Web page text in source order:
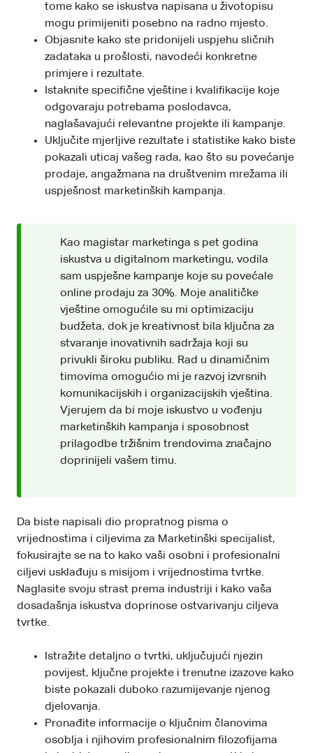
tome kako se iskustva napisana u životopisu
mogu primijeniti posebno na radno mjesto.
Objasnite kako ste pridonijeli uspjehu sličnih
zadataka u prošlosti, navodeći konkretne
primjere i rezultate.
Istaknite specifične vještine i kvalifikacije koje
odgovaraju potrebama poslodavca,
naglašavajući relevantne projekte ili kampanje.
Uključite mjerljive rezultate i statistike kako biste
pokazali uticaj vašeg rada, kao što su povećanje
prodaje, angažmana na društvenim mrežama ili
uspješnost marketinških kampanja.
Kao magistar marketinga s pet godina
iskustva u digitalnom marketingu, vodila
sam uspješne kampanje koje su povećale
online prodaju za 30%. Moje analitičke
vještine omogućile su mi optimizaciju
budžeta, dok je kreativnost bila ključna za
stvaranje inovativnih sadržaja koji su
privukli široku publiku. Rad u dinamičnim
timovima omogućio mi je razvoj izvrsnih
komunikacijskih i organizacijskih vještina.
Vjerujem da bi moje iskustvo u vođenju
marketinških kampanja i sposobnost
prilagodbe tržišnim trendovima značajno
doprinijeli vašem timu.
Da biste napisali dio propratnog pisma o
vrijednostima i ciljevima za Marketinški specijalist,
fokusirajte se na to kako vaši osobni i profesionalni
ciljevi usklađuju s misijom i vrijednostima tvrtke.
Naglasite svoju strast prema industriji i kako vaša
dosadašnja iskustva doprinose ostvarivanju ciljeva
tvrtke.
Istražite detaljno o tvrtki, uključujući njezin
povijest, ključne projekte i trenutne izazove kako
biste pokazali duboko razumijevanje njenog
djelovanja.
Pronađite informacije o ključnim članovima
osoblja i njihovim profesionalnim filozofijama